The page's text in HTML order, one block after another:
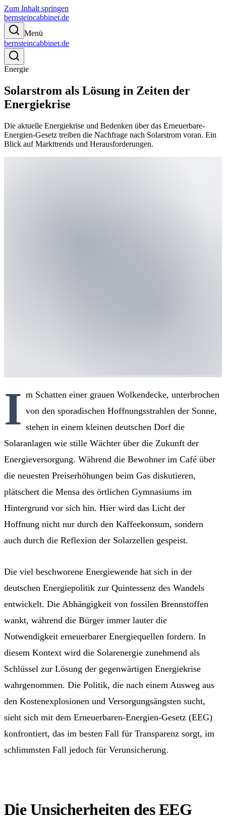
Zum Inhalt springen
bernsteincabbinet.de
Menü
bernsteincabbinet.de
Energie
Solarstrom als Lösung in Zeiten der
Energiekrise
Die aktuelle Energiekrise und Bedenken über das Erneuerbare-
Energien-Gesetz treiben die Nachfrage nach Solarstrom voran. Ein
Blick auf Markttrends und Herausforderungen.
I m Schatten einer grauen Wolkendecke, unterbrochen
von den sporadischen Hoffnungsstrahlen der Sonne,
stehen in einem kleinen deutschen Dorf die
Solaranlagen wie stille Wächter über die Zukunft der
Energieversorgung. Während die Bewohner im Café über
die neuesten Preiserhöhungen beim Gas diskutieren,
plätschert die Mensa des örtlichen Gymnasiums im
Hintergrund vor sich hin. Hier wird das Licht der
Hoffnung nicht nur durch den Kaffeekonsum, sondern
auch durch die Reflexion der Solarzellen gespeist.
Die viel beschworene Energiewende hat sich in der
deutschen Energiepolitik zur Quintessenz des Wandels
entwickelt. Die Abhängigkeit von fossilen Brennstoffen
wankt, während die Bürger immer lauter die
Notwendigkeit erneuerbarer Energiequellen fordern. In
diesem Kontext wird die Solarenergie zunehmend als
Schlüssel zur Lösung der gegenwärtigen Energiekrise
wahrgenommen. Die Politik, die nach einem Ausweg aus
den Kostenexplosionen und Versorgungsängsten sucht,
sieht sich mit dem Erneuerbaren-Energien-Gesetz (EEG)
konfrontiert, das im besten Fall für Transparenz sorgt, im
schlimmsten Fall jedoch für Verunsicherung.
Die Unsicherheiten des EEG